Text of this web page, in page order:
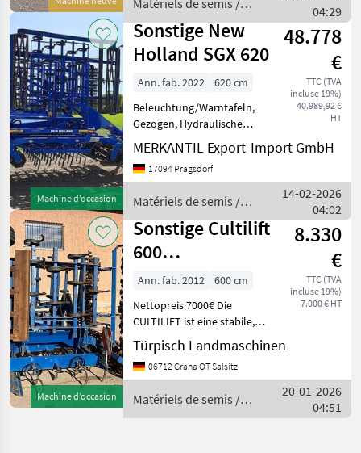
Felder mit 7-reihiger
Zinkenanordnung - Starke
Zinke
Matériels de semis /
Sonstige
04:29
Machine d’occasion
Sonstige New
Holland SGX 620
48.778
€
TTC (TVA
incluse 19%)
40.989,92 €
HT
Ann. fab. 2022
620 cm
Beleuchtung/Warntafeln,
Gezogen, Hydraulische
Klappung, Packerwalze /
Campbellwalze ________
hydraulisch verstellbare
Rohrpackerwalze und
Cross-
MERKANTIL Export-Import GmbH
17094 Pragsdorf
Matériels de semis /
Sonstige
14-02-2026
04:02
Machine d’occasion
Sonstige Cultilift
600
Oberflächengerät
8.330
€
TTC (TVA
incluse 19%)
7.000 € HT
Ann. fab. 2012
600 cm
Nettopreis 7000€ Die
CULTILIFT ist eine stabile,
im Dreipunkt angebaute
Saatbettegge, die für eine
kosteneffiziente
konstruiert wurde. Die
Konfi
Türpisch Landmaschinen
06712 Grana OT Salsitz
Matériels de semis /
Sonstige
20-01-2026
04:51